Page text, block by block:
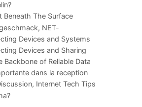
Beneath The Surface
NET-
im
Devices and Systems
Devices and Sharing
Backbone of Reliable Data
dans la reception
Internet Tech Tips